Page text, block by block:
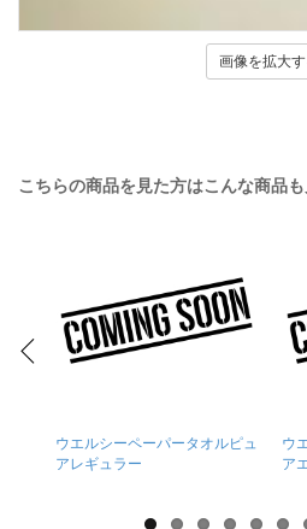
画像を拡大
こちらの商品を見た方はこんな商品も
ウエルシーペーパータオルピュ
アレギュラー
ウ
ア